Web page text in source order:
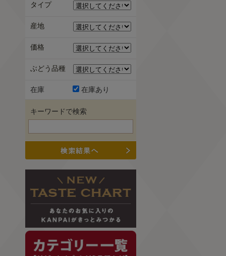
タイプ
産地
価格
ぶどう品種
在庫 在庫あり
キーワードで検索